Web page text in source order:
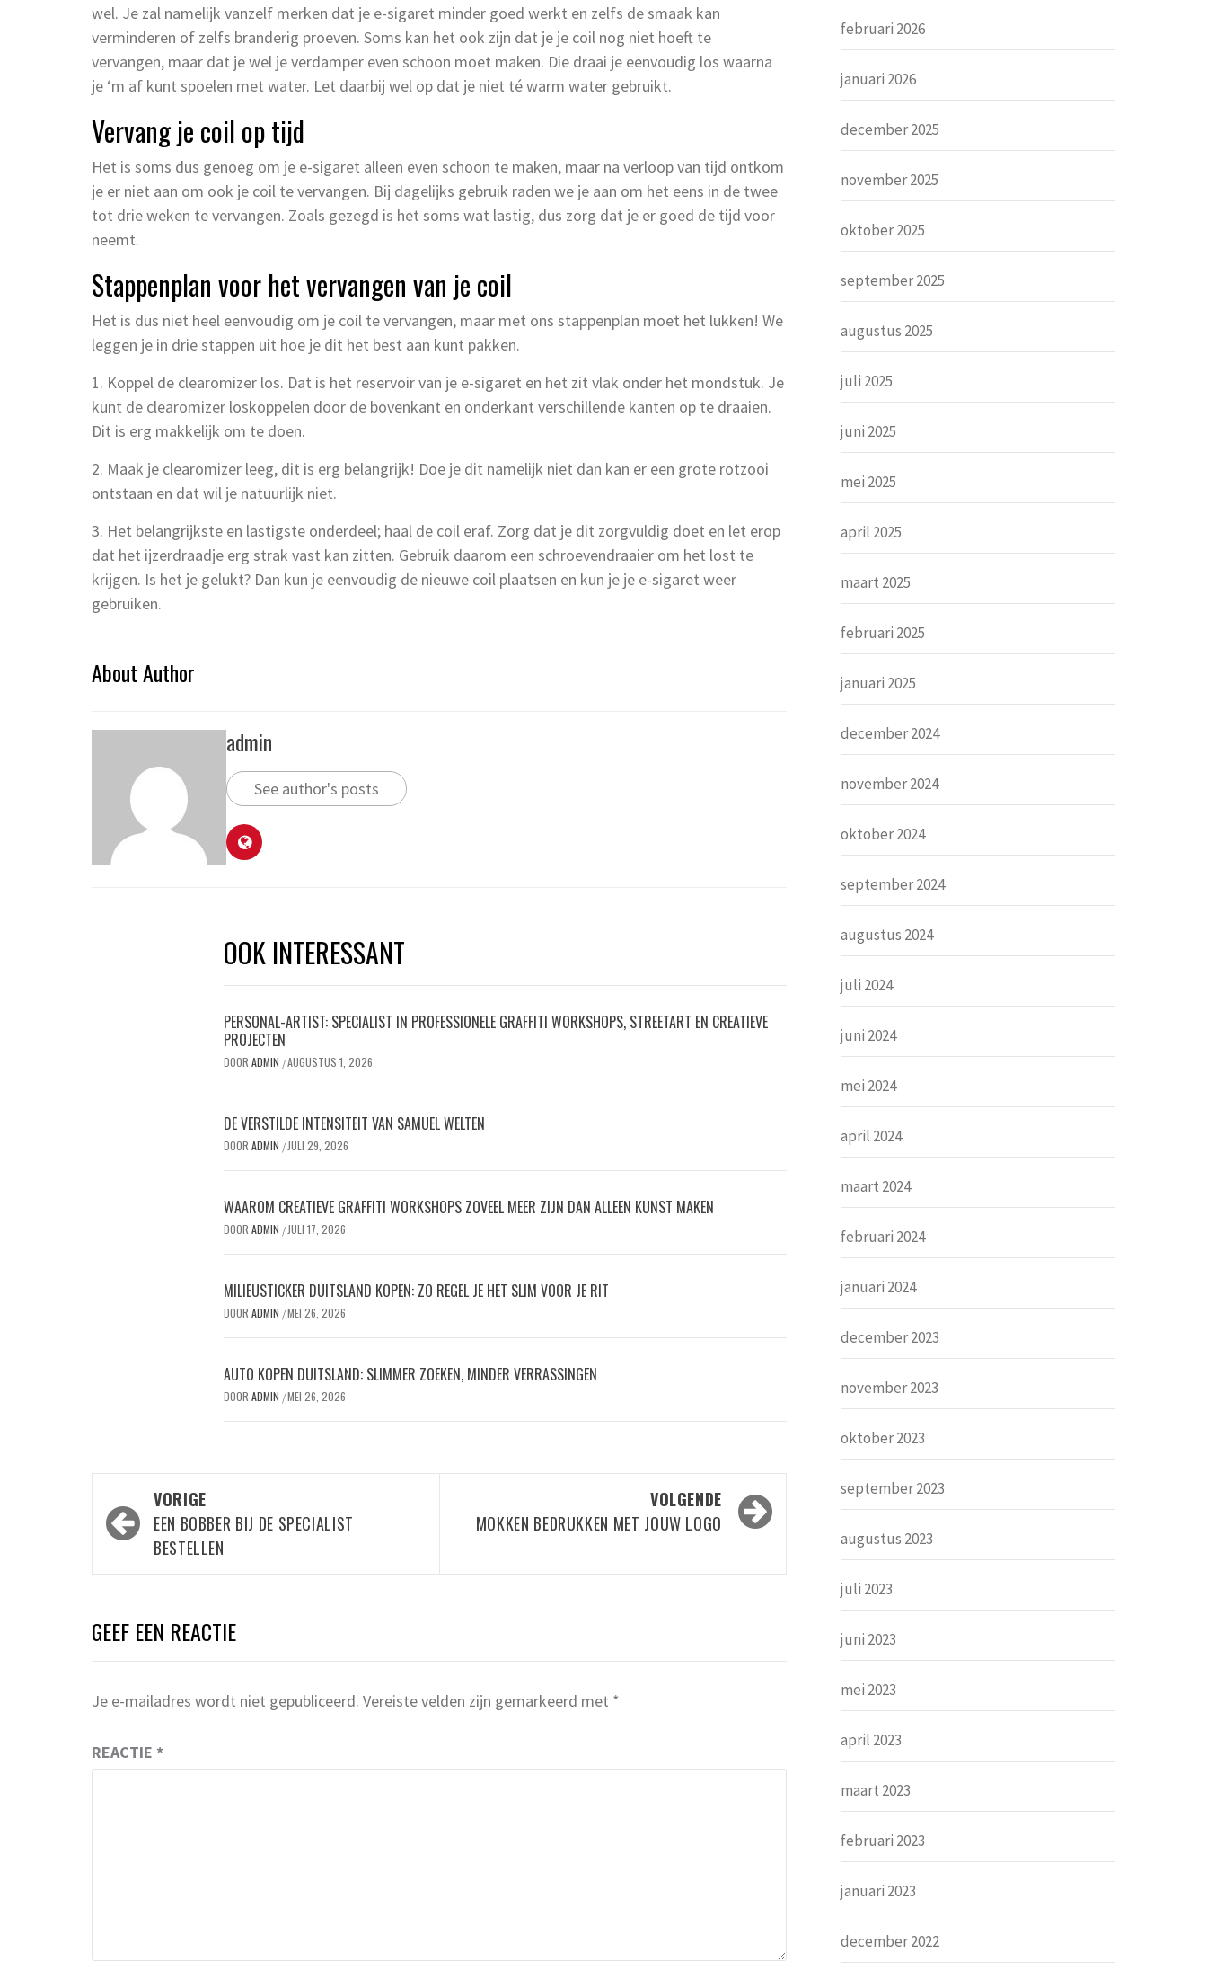
wel. Je zal namelijk vanzelf merken dat je e-sigaret minder goed werkt en zelfs de smaak kan
verminderen of zelfs branderig proeven. Soms kan het ook zijn dat je je coil nog niet hoeft te
vervangen, maar dat je wel je verdamper even schoon moet maken. Die draai je eenvoudig los waarna
je ‘m af kunt spoelen met water. Let daarbij wel op dat je niet té warm water gebruikt.
Vervang je coil op tijd
Het is soms dus genoeg om je e-sigaret alleen even schoon te maken, maar na verloop van tijd ontkom
je er niet aan om ook je coil te vervangen. Bij dagelijks gebruik raden we je aan om het eens in de twee
tot drie weken te vervangen. Zoals gezegd is het soms wat lastig, dus zorg dat je er goed de tijd voor
neemt.
Stappenplan voor het vervangen van je coil
Het is dus niet heel eenvoudig om je coil te vervangen, maar met ons stappenplan moet het lukken! We
leggen je in drie stappen uit hoe je dit het best aan kunt pakken.
1. Koppel de clearomizer los. Dat is het reservoir van je e-sigaret en het zit vlak onder het mondstuk. Je
kunt de clearomizer loskoppelen door de bovenkant en onderkant verschillende kanten op te draaien.
Dit is erg makkelijk om te doen.
2. Maak je clearomizer leeg, dit is erg belangrijk! Doe je dit namelijk niet dan kan er een grote rotzooi
ontstaan en dat wil je natuurlijk niet.
3. Het belangrijkste en lastigste onderdeel; haal de coil eraf. Zorg dat je dit zorgvuldig doet en let erop
dat het ijzerdraadje erg strak vast kan zitten. Gebruik daarom een schroevendraaier om het lost te
krijgen. Is het je gelukt? Dan kun je eenvoudig de nieuwe coil plaatsen en kun je je e-sigaret weer
gebruiken.
About Author
admin
See author's posts
OOK INTERESSANT
PERSONAL-ARTIST: SPECIALIST IN PROFESSIONELE GRAFFITI WORKSHOPS, STREETART EN CREATIEVE
PROJECTEN
DOOR ADMIN /AUGUSTUS 1, 2026
DE VERSTILDE INTENSITEIT VAN SAMUEL WELTEN
DOOR ADMIN / JULI 29, 2026
WAAROM CREATIEVE GRAFFITI WORKSHOPS ZOVEEL MEER ZIJN DAN ALLEEN KUNST MAKEN
DOOR ADMIN / JULI 17, 2026
MILIEUSTICKER DUITSLAND KOPEN: ZO REGEL JE HET SLIM VOOR JE RIT
DOOR ADMIN /MEI 26, 2026
AUTO KOPEN DUITSLAND: SLIMMER ZOEKEN, MINDER VERRASSINGEN
DOOR ADMIN /MEI 26, 2026
Bericht
navigatie
VORIGE
EEN BOBBER BIJ DE SPECIALIST
BESTELLEN
VOLGENDE
MOKKEN BEDRUKKEN MET JOUW LOGO
GEEF EEN REACTIE
Je e-mailadres wordt niet gepubliceerd. Vereiste velden zijn gemarkeerd met *
REACTIE *
februari 2026
januari 2026
december 2025
november 2025
oktober 2025
september 2025
augustus 2025
juli 2025
juni 2025
mei 2025
april 2025
maart 2025
februari 2025
januari 2025
december 2024
november 2024
oktober 2024
september 2024
augustus 2024
juli 2024
juni 2024
mei 2024
april 2024
maart 2024
februari 2024
januari 2024
december 2023
november 2023
oktober 2023
september 2023
augustus 2023
juli 2023
juni 2023
mei 2023
april 2023
maart 2023
februari 2023
januari 2023
december 2022